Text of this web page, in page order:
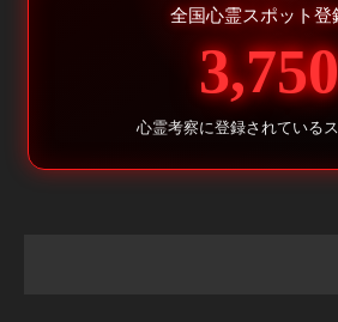
全国心霊スポット登
3,750
心霊考察に登録されている